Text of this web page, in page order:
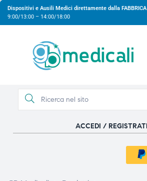
Dispositivi e Ausili Medici direttamente dalla
9:00/13:00 – 14:00/18:00
ACCEDI / REGISTRATI